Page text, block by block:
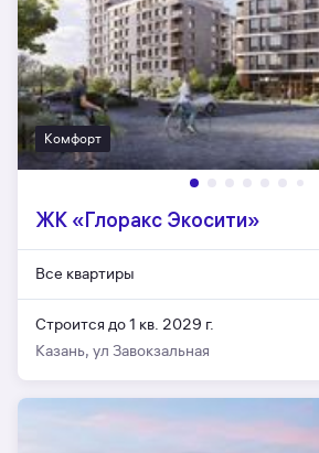
Комфорт
ЖК «Глоракс Экосити»
Все квартиры
Строится до 1 кв. 2029 г.
Казань, ул Завокзальная